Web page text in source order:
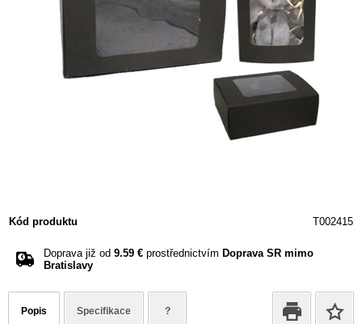
Kód produktu T002415
Doprava již od 9.59 € prostřednictvím Doprava SR mimo
Bratislavy
Popis Specifikace ?